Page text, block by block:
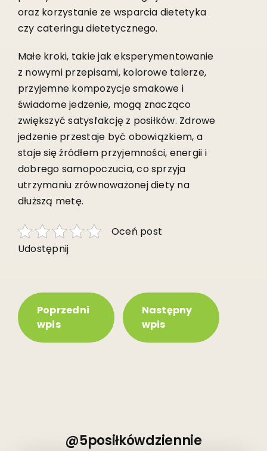
@5posiłkówdziennie
oraz korzystanie ze wsparcia dietetyka
czy cateringu dietetycznego.
Małe kroki, takie jak eksperymentowanie
z nowymi przepisami, kolorowe talerze,
przyjemne kompozycje smakowe i
świadome jedzenie, mogą znacząco
zwiększyć satysfakcję z posiłków. Zdrowe
jedzenie przestaje być obowiązkiem, a
staje się źródłem przyjemności, energii i
dobrego samopoczucia, co sprzyja
utrzymaniu zrównoważonej diety na
dłuższą metę.
Oceń post
Udostępnij
Poprzedni
wpis
Następny
wpis